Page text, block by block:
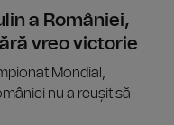
a României,
vreo victorie
Mondial,
nu a reușit să